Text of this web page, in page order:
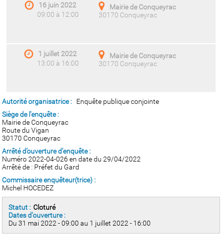
16 juin 2022
09:00 à 12:00
Mairie de Conqueyrac
30170 Conqueyrac
1 juillet 2022
13:00 à 16:00
Mairie de Conqueyrac
30170 Conqueyrac
Autorité organisatrice :
Enquête publique conjointe
Siège de l'enquête :
Mairie de Conqueyrac
Route du Vigan
30170 Conqueyrac
Arrêté d’ouverture d’enquête :
Numéro 2022-04-026 en date du 29/04/2022
Arrêté de : Préfet du Gard
Commissaire enquêteur(trice) :
Michel HOCEDEZ
Statut : Cloturé
Dates d'ouverture :
Du 31 mai 2022 - 09:00 au 1 juillet 2022 - 16:00